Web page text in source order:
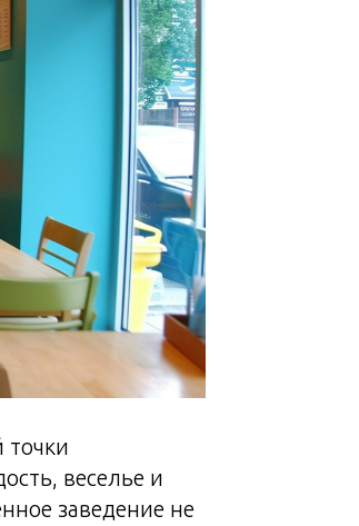
точки
веселье и
заведение не